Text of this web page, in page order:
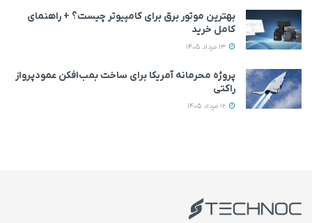
بهترین موتور برق برای کامپیوتر چیست؟ + راهنمای
کامل خرید
پروژه محرمانه آمریکا برای ساخت بمب‌افکن عمودپرواز
راکتی